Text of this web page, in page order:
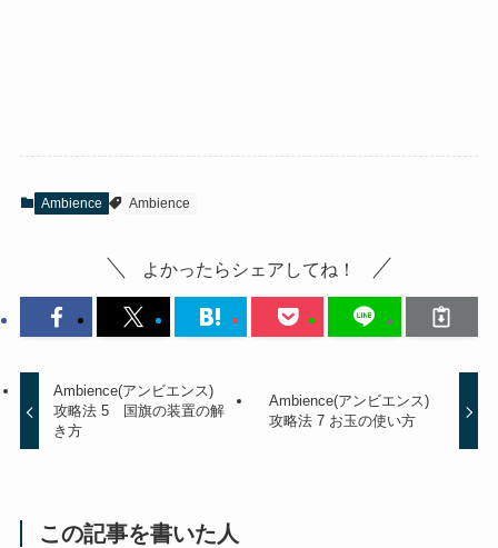
Ambience Ambience
よかったらシェアしてね！
Ambience(アンビエンス)
攻略法 5 国旗の装置の解
き方
Ambience(アンビエンス)
攻略法 7 お玉の使い方
この記事を書いた人